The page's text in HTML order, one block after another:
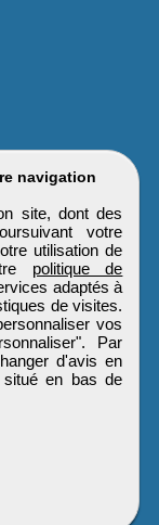
navigation
site, dont des
votre
utilisation de
politique de
adaptés à
de visites.
vos
Par
d'avis en
situé en bas de